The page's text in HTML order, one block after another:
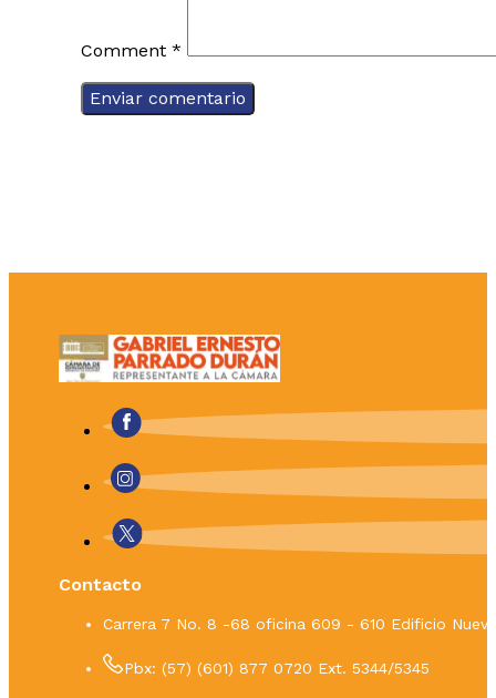
Comment *
Contacto
Carrera 7 No. 8 -68 oficina 609 - 610 Edificio
Pbx: (57) (601) 877 0720 Ext. 5344/5345